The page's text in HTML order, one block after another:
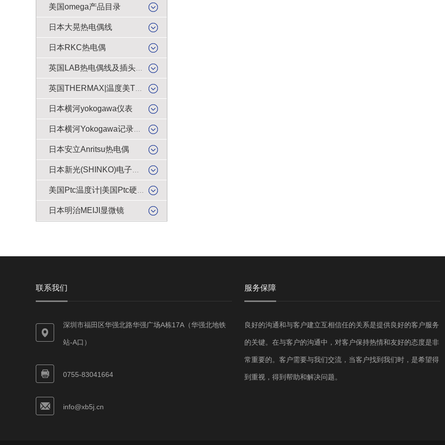
美国omega产品目录
日本大晃热电偶线
日本RKC热电偶
日本横河yokogawa仪表
日本安立Anritsu热电偶
日本明治MEIJI显微镜
联系我们
深圳市福田区华强北路华强广场A栋17A（华强北地铁
站-A口）
0755-83041664
info@xb5j.cn
服务保障
良好的沟通和与客户建立互相信任的关系是提供良好的客户服务
的关键。在与客户的沟通中，对客户保持热情和友好的态度是非
常重要的。客户需要与我们交流，当客户找到我们时，是希望得
到重视，得到帮助和解决问题。